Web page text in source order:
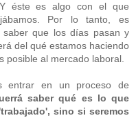
éste es algo con el que
Por lo tanto, es
saber que los días pasan y
del qué estamos haciendo
posible al mercado laboral.
entrar en un proceso de
saber qué es lo que
sino si seremos